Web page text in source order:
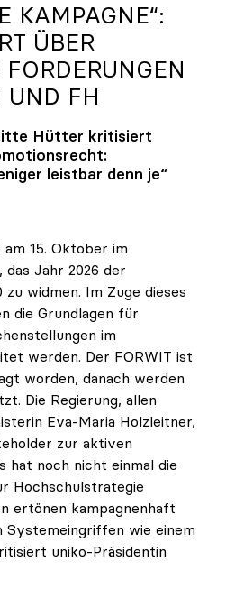
KAMPAGNE“:
ÜBER
UND FH
Hütter kritisiert
leistbar denn je“
15. Oktober im
Jahr 2026 der
widmen. Im Zuge dieses
die Grundlagen für
im
werden. Der FORWIT ist
worden, danach werden
Die Regierung, allen
Eva-Maria Holzleitner,
zur aktiven
hat noch nicht einmal die
Hochschulstrategie
ertönen kampagnenhaft
Systemeingriffen wie einem
uniko-Präsidentin